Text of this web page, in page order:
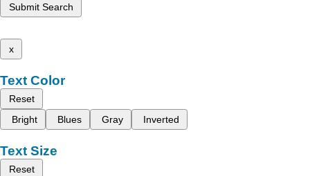
Submit Search
x
Text Color
Reset
Bright
Blues Gray Inverted
Text Size
Reset